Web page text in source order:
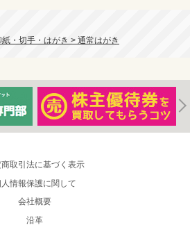
・切手・はがき > 通常はがき
取引法に基づく表示
情報保護に関して
会社概要
沿革